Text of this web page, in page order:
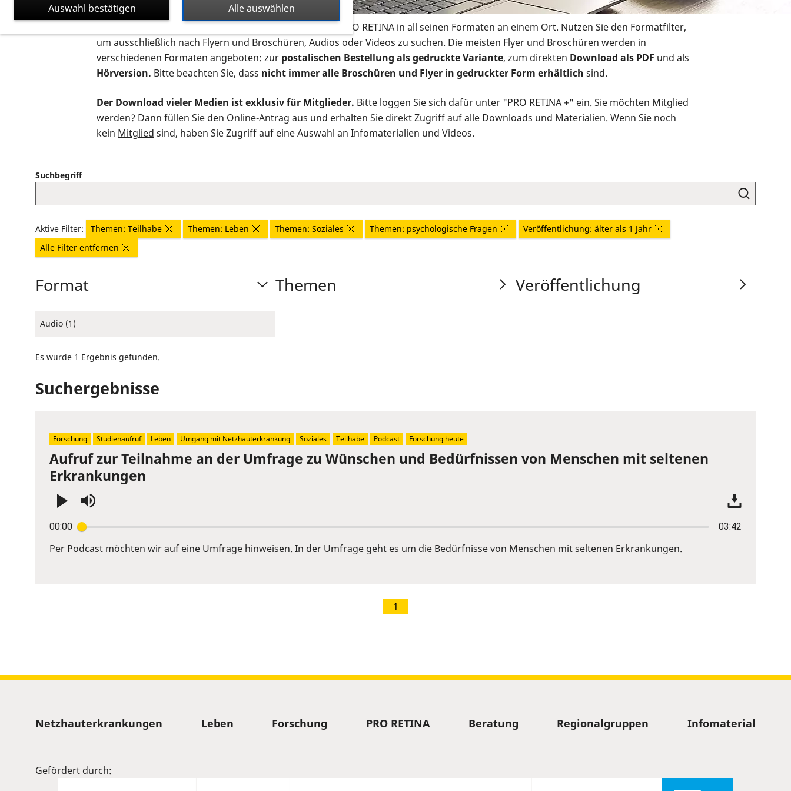
Auf dieser Seite finden Sie sämtliches Infomaterial der PRO RETINA in all seinen Formaten an einem Ort. Nutzen Sie den Formatfilter,
um ausschließlich nach Flyern und Broschüren, Audios oder Videos zu suchen. Die meisten Flyer und Broschüren werden in
verschiedenen Formaten angeboten: zur postalischen Bestellung als gedruckte Variante, zum direkten Download als PDF und als
Hörversion. Bitte beachten Sie, dass nicht immer alle Broschüren und Flyer in gedruckter Form erhältlich sind.
Der Download vieler Medien ist exklusiv für Mitglieder. Bitte loggen Sie sich dafür unter "PRO RETINA +" ein. Sie möchten Mitglied
werden? Dann füllen Sie den Online-Antrag aus und erhalten Sie direkt Zugriff auf alle Downloads und Materialien. Wenn Sie noch
kein Mitglied sind, haben Sie Zugriff auf eine Auswahl an Infomaterialien und Videos.
Suchbegriff
Aktive Filter: Themen: Teilhabe Themen: Leben Themen: Soziales Themen: psychologische Fragen
Veröffentlichung: älter als 1 Jahr
Alle Filter entfernen
Format
Audio (1)
Themen Veröffentlichung
Es wurde 1 Ergebnis gefunden.
Suchergebnisse
Aufruf zur Teilnahme an der Umfrage zu Wünschen und Bedürfnissen von Menschen mit seltenen
Erkrankungen
00:00 03:42
Enter
or
Per Podcast möchten wir auf eine Umfrage hinweisen. In der Umfrage geht es um die Bedürfnisse von Menschen mit seltenen Erkrankungen.
Forschung Studienaufruf Leben Umgang mit Netzhauterkrankung Soziales Teilhabe Podcast Forschung heute
1
Sitemap
Netzhauterkrankungen Leben Forschung PRO RETINA Beratung Regionalgruppen Infomaterial
Gefördert durch:
Alle auswählen
Auswahl bestätigen